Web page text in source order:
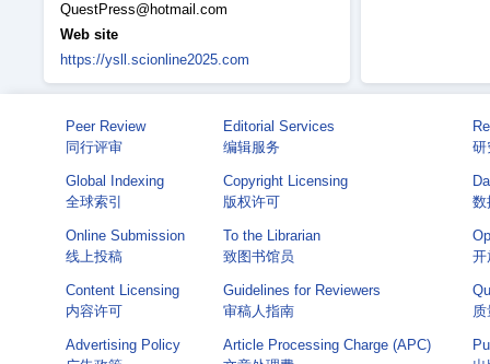
QuestPress@hotmail.com
Web site
https://ysll.scionline2025.com
Peer Review
同行评审
Editorial Services
编辑服务
研
Global Indexing
全球索引
Copyright Licensing
版权许可
数
Online Submission
线上投稿
To the Librarian
致图书馆员
开
Content Licensing
内容许可
Guidelines for Reviewers
审稿人指南
Advertising Policy
Article Processing Charge (APC)